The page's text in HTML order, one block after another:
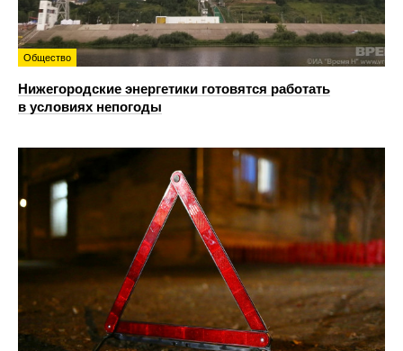
Общество
Нижегородские энергетики готовятся работать
в условиях непогоды